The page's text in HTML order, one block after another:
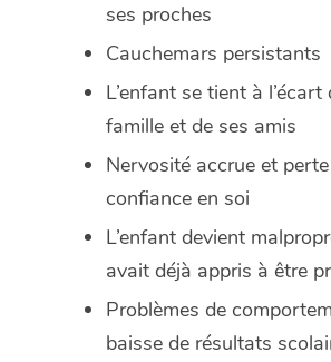
ses proches
Cauchemars persistants
L’enfant se tient à l’écart
famille et de ses amis
Nervosité accrue et
confiance en soi
L’enfant devient
avait déjà appris à être
Problèmes de
baisse de résultats